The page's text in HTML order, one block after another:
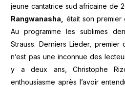
jeune cantatrice sud africaine de
Rangwanasha, était son premier
Au programme les sublimes
Strauss. Derniers Lieder,
n’est pas une inconnue des
y a deux ans, Christophe
enthousiasme après l’avoir